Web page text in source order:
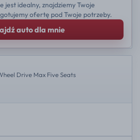
jest idealny, znajdziemy Twoje
ofertę pod Twoje potrzeby.
auto dla mnie
Drive Max Five Seats